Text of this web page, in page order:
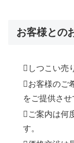
お客様との
しつこい売
お客様のご
をご提供させ
ご案内は何
す。